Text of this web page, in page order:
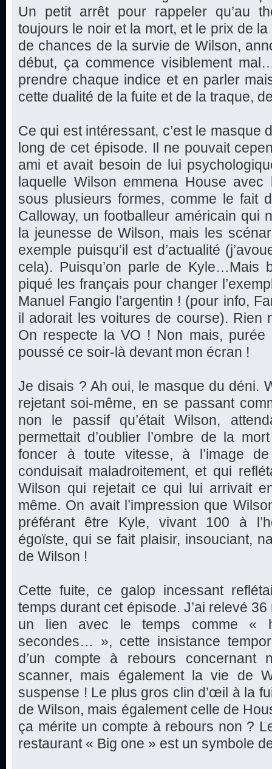
Un petit arrêt pour rappeler qu’au
toujours le noir et la mort, et le prix de
de chances de la survie de Wilson,
début, ça commence visiblement
prendre chaque indice et en parler
cette dualité de la fuite et de la traque,
Ce qui est intéressant, c’est le masque
long de cet épisode. Il ne pouvait
ami et avait besoin de lui
laquelle Wilson emmena House
sous plusieurs formes, comme le fait
Calloway, un footballeur américain qui
la jeunesse de Wilson, mais les
exemple puisqu’il est d’actualité
cela). Puisqu’on parle de Kyle…Mais
piqué les français pour changer
Manuel Fangio l’argentin ! (pour info,
il adorait les voitures de course). Rien
On respecte la VO ! Non mais, purée
poussé ce soir-là devant mon écran !
Je disais ? Ah oui, le masque du déni.
rejetant soi-même, en se passant
non le passif qu’était Wilson,
permettait d’oublier l’ombre de la
foncer à toute vitesse, à l’image
conduisait maladroitement, et qui
Wilson qui rejetait ce qui lui arrivait
même. On avait l’impression que
préférant être Kyle, vivant 100 à
égoïste, qui se fait plaisir, insouciant,
de Wilson !
Cette fuite, ce galop incessant
temps durant cet épisode. J’ai relevé
un lien avec le temps comme «
secondes… », cette insistance
d’un compte à rebours concernant
scanner, mais également la vie de
suspense ! Le plus gros clin d’œil à la
de Wilson, mais également celle de
ça mérite un compte à rebours non ?
restaurant « Big one » est un symbole